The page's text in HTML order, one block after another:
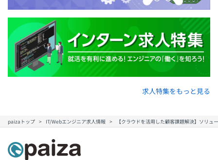
求人特集をもっと見る
paizaトップ IT/Webエンジニア求人情報 【クラウドを活用した顧客課題解決】ソリュ